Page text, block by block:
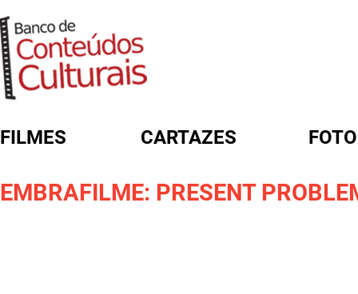
FILMES CARTAZES
EMBRAFILME: PRESENT
FORMULÁRIO DE BUSCA